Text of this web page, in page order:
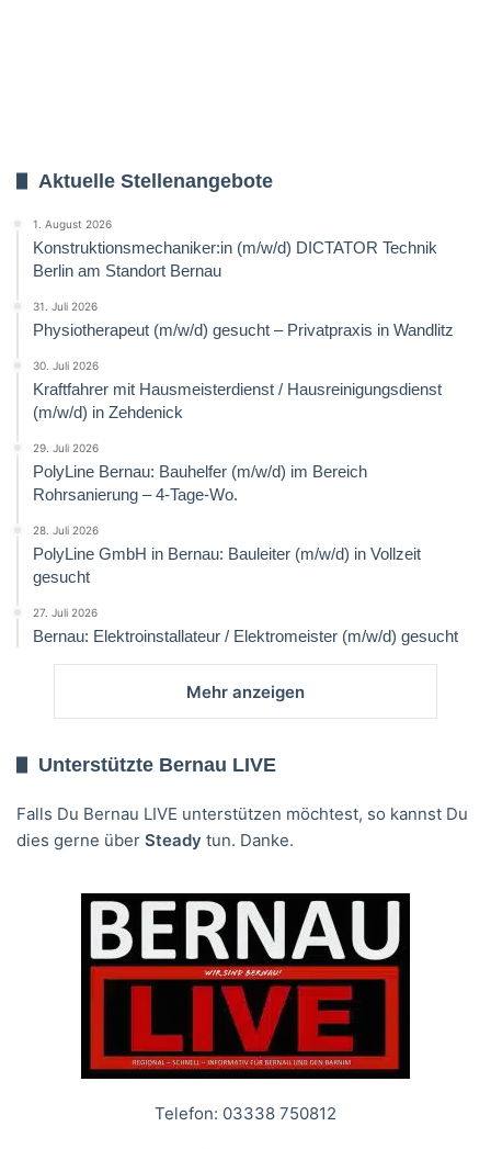
Aktuelle Stellenangebote
1. August 2026
Konstruktionsmechaniker:in (m/w/d) DICTATOR Technik
Berlin am Standort Bernau
31. Juli 2026
Physiotherapeut (m/w/d) gesucht – Privatpraxis in Wandlitz
30. Juli 2026
Kraftfahrer mit Hausmeisterdienst / Hausreinigungsdienst
(m/w/d) in Zehdenick
29. Juli 2026
PolyLine Bernau: Bauhelfer (m/w/d) im Bereich
Rohrsanierung – 4-Tage-Wo.
28. Juli 2026
PolyLine GmbH in Bernau: Bauleiter (m/w/d) in Vollzeit
gesucht
27. Juli 2026
Bernau: Elektroinstallateur / Elektromeister (m/w/d) gesucht
Mehr anzeigen
Unterstützte Bernau LIVE
Falls Du Bernau LIVE unterstützen möchtest, so kannst Du
dies gerne über Steady tun. Danke.
Telefon: 03338 750812